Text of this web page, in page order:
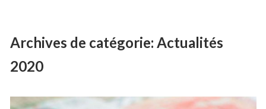
Archives de catégorie:Actualités
2020